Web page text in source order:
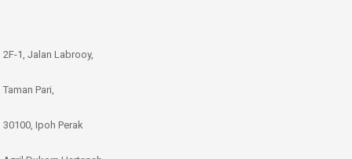
2F-1, Jalan Labrooy,
Taman Pari,
30100, Ipoh Perak